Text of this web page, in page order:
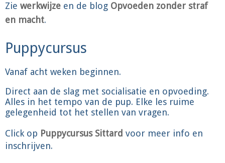
Zie werkwijze en de blog Opvoeden zonder straf
en macht.
Puppycursus
Vanaf acht weken beginnen.
Direct aan de slag met socialisatie en opvoeding.
Alles in het tempo van de pup. Elke les ruime
gelegenheid tot het stellen van vragen.
Click op Puppycursus Sittard voor meer info en
inschrijven.